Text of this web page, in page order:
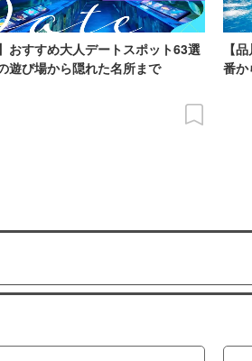
おすすめ大人デートスポット63選
遊び場から隠れた名所まで
【
番か